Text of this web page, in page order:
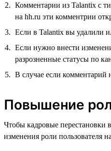
Комментарии из Talantix с
на hh.ru эти комментрии
Если в Talantix вы удалили
Если нужно внести
разрозненные статусы по
В случае если комментарий
Повышение
Чтобы кадровые перестановки
изменения роли пользователя